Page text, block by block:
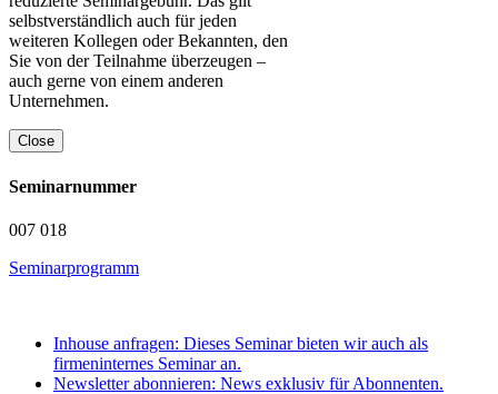
selbstverständlich auch für jeden
weiteren Kollegen oder Bekannten, den
Sie von der Teilnahme überzeugen –
auch gerne von einem anderen
Unternehmen.
Close
Seminarnummer
007 018
Seminarprogramm
Inhouse anfragen: Dieses Seminar bieten wir auch als
firmeninternes Seminar an.
Newsletter abonnieren: News exklusiv für Abonnenten.